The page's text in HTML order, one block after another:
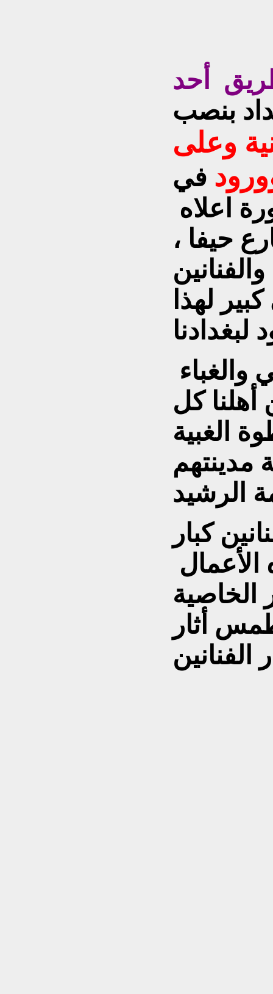
أحد
بنصب
وعلى
في
اعلاه
حيفا ،
لهذا
كل
الغبية
مدينتهم
كبار
الخاصية
أثار